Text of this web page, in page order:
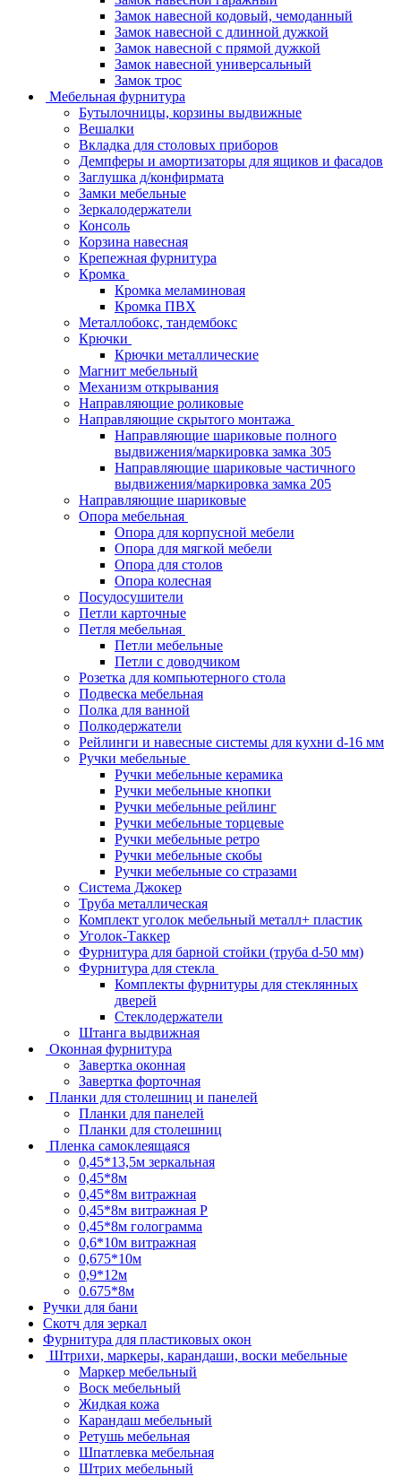
Замок навесной кодовый, чемоданный
Замок навесной с длинной дужкой
Замок навесной с прямой дужкой
Замок навесной универсальный
Замок трос
Мебельная фурнитура
Бутылочницы, корзины выдвижные
Вешалки
Вкладка для столовых приборов
Демпферы и амортизаторы для ящиков и фасадов
Заглушка д/конфирмата
Замки мебельные
Зеркалодержатели
Консоль
Корзина навесная
Крепежная фурнитура
Кромка
Кромка меламиновая
Кромка ПВХ
Металлобокс, тандембокс
Крючки
Крючки металлические
Магнит мебельный
Механизм открывания
Направляющие роликовые
Направляющие скрытого монтажа
Направляющие шариковые полного
выдвижения/маркировка замка 305
Направляющие шариковые частичного
выдвижения/маркировка замка 205
Направляющие шариковые
Опора мебельная
Опора для корпусной мебели
Опора для мягкой мебели
Опора для столов
Опора колесная
Посудосушители
Петли карточные
Петля мебельная
Петли мебельные
Петли с доводчиком
Розетка для компьютерного стола
Подвеска мебельная
Полка для ванной
Полкодержатели
Рейлинги и навесные системы для кухни d-16 мм
Ручки мебельные
Ручки мебельные керамика
Ручки мебельные кнопки
Ручки мебельные рейлинг
Ручки мебельные торцевые
Ручки мебельные ретро
Ручки мебельные скобы
Ручки мебельные со стразами
Система Джокер
Труба металлическая
Комплект уголок мебельный металл+ пластик
Уголок-Таккер
Фурнитура для барной стойки (труба d-50 мм)
Фурнитура для стекла
Комплекты фурнитуры для стеклянных
дверей
Стеклодержатели
Штанга выдвижная
Оконная фурнитура
Завертка оконная
Завертка форточная
Планки для столешниц и панелей
Планки для панелей
Планки для столешниц
Пленка самоклеящаяся
0,45*13,5м зеркальная
0,45*8м
0,45*8м витражная
0,45*8м витражная Р
0,45*8м голограмма
0,6*10м витражная
0,675*10м
0,9*12м
0.675*8м
Ручки для бани
Скотч для зеркал
Фурнитура для пластиковых окон
Штрихи, маркеры, карандаши, воски мебельные
Маркер мебельный
Воск мебельный
Жидкая кожа
Карандаш мебельный
Ретушь мебельная
Шпатлевка мебельная
Штрих мебельный